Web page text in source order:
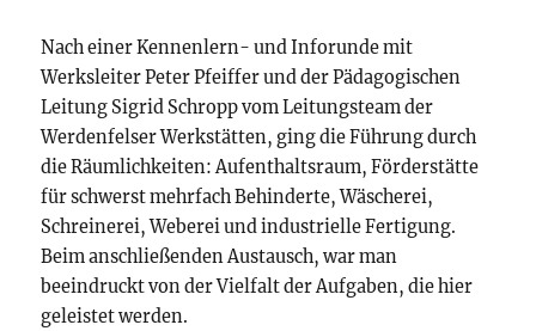
Nach einer Kennenlern- und Inforunde mit
Werksleiter Peter Pfeiffer und der Pädagogischen
Leitung Sigrid Schropp vom Leitungsteam der
Werdenfelser Werkstätten, ging die Führung durch
die Räumlichkeiten: Aufenthaltsraum, Förderstätte
für schwerst mehrfach Behinderte, Wäscherei,
Schreinerei, Weberei und industrielle Fertigung.
Beim anschließenden Austausch, war man
beeindruckt von der Vielfalt der Aufgaben, die hier
geleistet werden.